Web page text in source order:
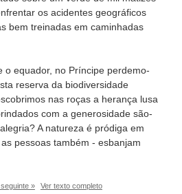
os acidentes geográficos
bem treinadas em caminhadas
o equador, no Príncipe perdemo-
reserva da biodiversidade
nas roças a herança lusa
com a generosidade são-
A natureza é pródiga em
pessoas também - esbanjam
» Ver texto completo